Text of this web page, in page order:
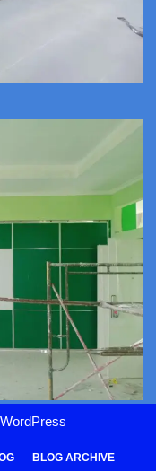
WordPress
BLOG ARCHIVE